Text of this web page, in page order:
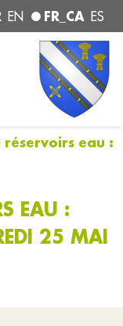
EN FR_CA ES
eau :
EAU :
25 MAI